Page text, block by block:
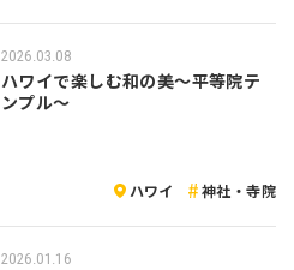
2026.03.08
ハワイで楽しむ和の美〜平等院テ
ンプル〜
ハワイ 神社・寺院
2026.01.16